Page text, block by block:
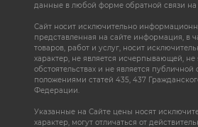
данные в любой форме обратной связи
Сайт носит исключительно
представленная на сайте информация, в
товаров, работ и услуг, носит
характер, не является исчерпывающей, не
обстоятельствах и не является
положениями статей 435, 437
Федерации.
Указанные на Сайте цены носят
характер, могут отличаться от